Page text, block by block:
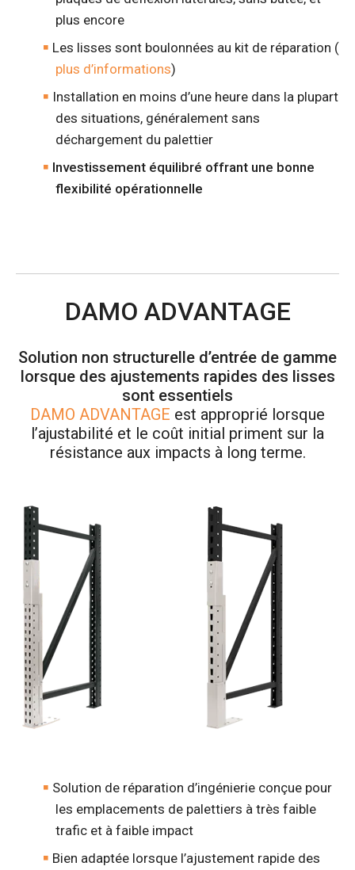
plus encore
Les lisses sont boulonnées au kit de réparation (
plus d’informations)
Installation en moins d’une heure dans la plupart
des situations, généralement sans
déchargement du palettier
Investissement équilibré offrant une bonne
flexibilité opérationnelle
DAMO ADVANTAGE
Solution non structurelle d’entrée de gamme
lorsque des ajustements rapides des lisses
sont essentiels
DAMO ADVANTAGE est approprié lorsque
l’ajustabilité et le coût initial priment sur la
résistance aux impacts à long terme.
Solution de réparation d’ingénierie conçue pour
les emplacements de palettiers à très faible
trafic et à faible impact
Bien adaptée lorsque l’ajustement rapide des